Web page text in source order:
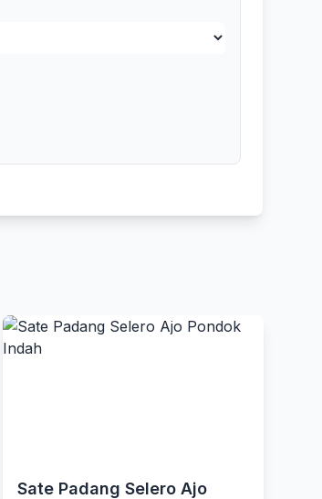
Sate Padang Selero Ajo